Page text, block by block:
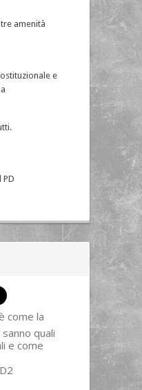
amenità
e
PD
come la
quali
e come